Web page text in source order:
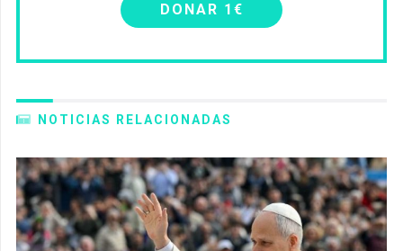
DONAR 1€
NOTICIAS RELACIONADAS